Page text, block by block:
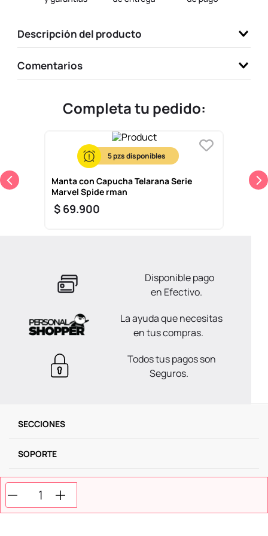
Descripción del producto
Comentarios
Completa tu pedido:
5
Manta con Capucha Telarana Serie
Marvel Spide rman
$ 69.900
Disponible pago
en Efectivo.
La ayuda que necesitas
en tus compras.
Todos tus pagos son
Seguros.
SECCIONES
SOPORTE
SERVICIOS
NOSOTROS
10. llaveros